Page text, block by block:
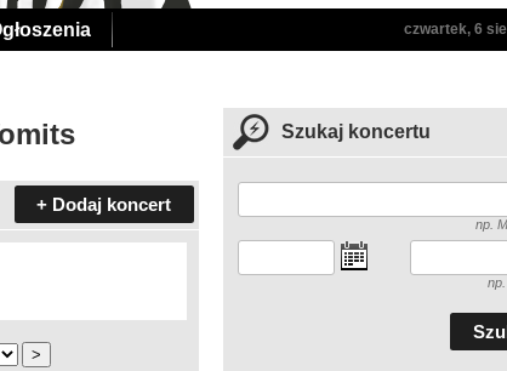
czwartek, 6
+ Dodaj koncert
Szukaj koncertu
np.